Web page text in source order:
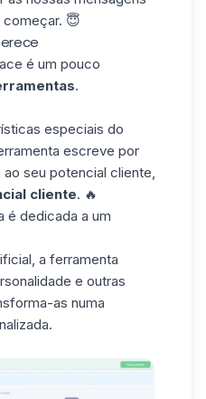
😇
é um pouco
.
especiais do
escreve por
seu potencial cliente,
cliente. 🔥
é dedicada a um
a ferramenta
e outras
as numa
.